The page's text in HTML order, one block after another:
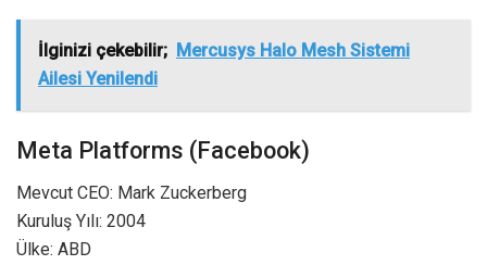
İlginizi çekebilir; Mercusys Halo Mesh Sistemi
Ailesi Yenilendi
Meta Platforms (Facebook)
Mevcut CEO: Mark Zuckerberg
Kuruluş Yılı: 2004
Ülke: ABD